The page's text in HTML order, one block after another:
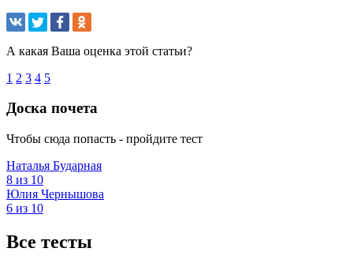
А какая Ваша оценка этой статьи?
1 2 3 4 5
Доска почета
Чтобы сюда попасть - пройдите тест
Наталья Бударная
8 из 10
Юлия Чернышова
6 из 10
Все тесты